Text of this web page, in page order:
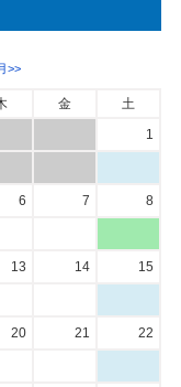
>>
金
土
1
6 7 8
13 14 15
20 21 22